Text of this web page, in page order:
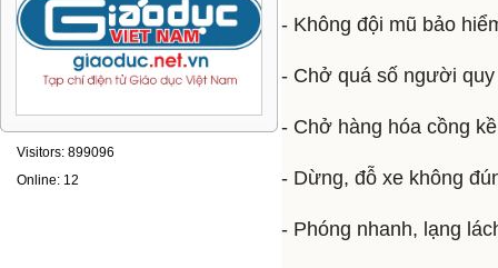
Visitors: 899096
Online: 12
- Không đội mũ bảo
- Chở quá số người quy
- Chở hàng hóa cồng
- Dừng, đỗ xe không
- Phóng nhanh, lạng